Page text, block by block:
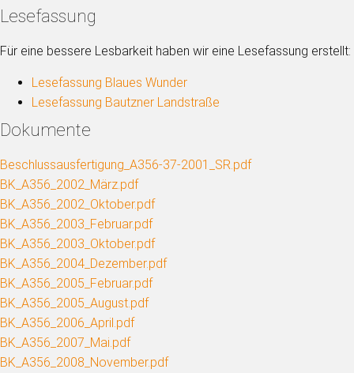
Lesefassung
Für eine bessere Lesbarkeit haben wir eine Lesefassung erstellt:
Lesefassung Blaues Wunder
Lesefassung Bautzner Landstraße
Dokumente
Beschlussausfertigung_A356-37-2001_SR.pdf
BK_A356_2002_März.pdf
BK_A356_2002_Oktober.pdf
BK_A356_2003_Februar.pdf
BK_A356_2003_Oktober.pdf
BK_A356_2004_Dezember.pdf
BK_A356_2005_Februar.pdf
BK_A356_2005_August.pdf
BK_A356_2006_April.pdf
BK_A356_2007_Mai.pdf
BK_A356_2008_November.pdf